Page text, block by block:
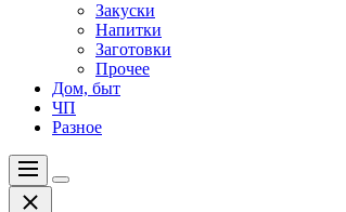
Закуски
Напитки
Заготовки
Прочее
Дом, быт
ЧП
Разное
Меню
Цвет
Закрыть